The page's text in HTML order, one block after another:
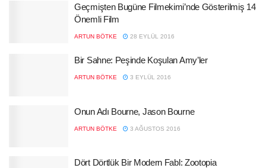
Geçmişten Bugüne Filmekimi’nde Gösterilmiş 14
Önemli Film
ARTUN BÖTKE 28 EYLÜL 2016
Bir Sahne: Peşinde Koşulan Amy’ler
ARTUN BÖTKE 3 EYLÜL 2016
Onun Adı Bourne, Jason Bourne
ARTUN BÖTKE 3 AĞUSTOS 2016
Dört Dörtlük Bir Modern Fabl: Zootopia